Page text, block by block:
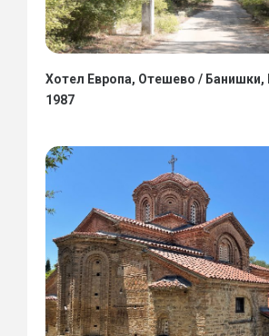
Хотел Европа, Отешево / Банишки,
1987